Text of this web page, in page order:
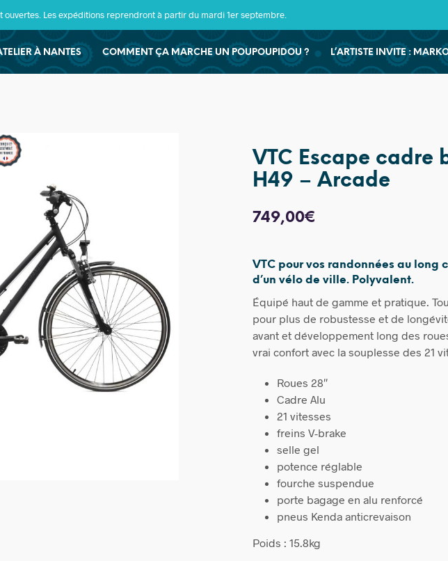
ouvertes. Les expéditions reprendront à partir du mardi 1er septembre.
À NANTES COMMENT ÇA MARCHE UN POUPOUPIDOU ? L’ARTISTE INVITE :
VTC Escape cadre
H49 – Arcade
749,00€
VTC pour vos randonnées au long
d’un vélo de ville. Polyvalent.
Équipé haut de gamme et pratique.
pour plus de robustesse et de
avant et développement long des
vrai confort avec la souplesse des 21
Roues 28″
Cadre Alu
21 vitesses
freins V-brake
selle gel
potence réglable
fourche suspendue
porte bagage en alu renforcé
pneus Kenda anticrevaison
Poids : 15.8kg